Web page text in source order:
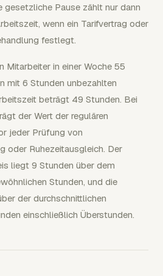
gesetzliche Pause zählt nur dann
wenn ein Tarifvertrag oder
festlegt.
Mitarbeiter in einer Woche 55
mit 6 Stunden unbezahlten
beträgt 49 Stunden. Bei
der Wert der regulären
jeder Prüfung von
oder Ruhezeitausgleich. Der
liegt 9 Stunden über dem
Stunden, und die
der durchschnittlichen
einschließlich Überstunden.